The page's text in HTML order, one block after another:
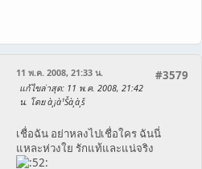
#3579
11 พ.ค. 2008, 21:33 น.
แก้ไขล่าสุด: 11 พ.ค. 2008, 21:42
น. โดย à¸¡à¹Šà¸­à¸š
เชื่อฉัน อย่าหลงไปเชื่อใคร ฉันนี่
แหละห่วงใย รักแท้และแน่จริง